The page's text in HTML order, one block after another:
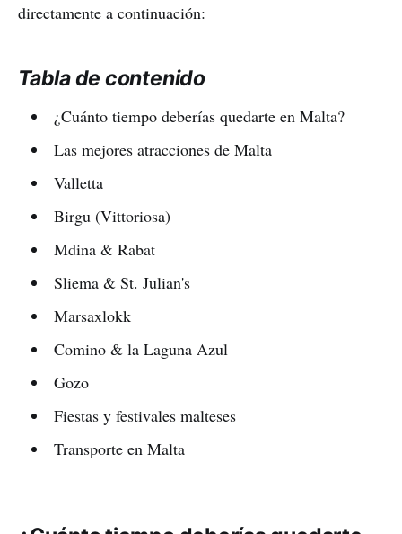
directamente a continuación:
Tabla de contenido
¿Cuánto tiempo deberías quedarte en Malta?
Las mejores atracciones de Malta
Valletta
Birgu (Vittoriosa)
Mdina & Rabat
Sliema & St. Julian's
Marsaxlokk
Comino & la Laguna Azul
Gozo
Fiestas y festivales malteses
Transporte en Malta